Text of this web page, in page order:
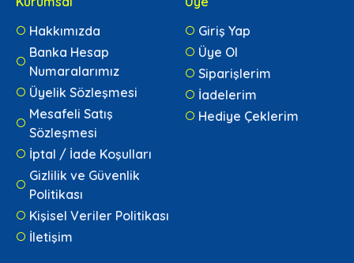
Hakkımızda
Banka Hesap
Numaralarımız
Üyelik Sözleşmesi
Mesafeli Satış
Sözleşmesi
İptal / İade Koşulları
Gizlilik ve Güvenlik
Politikası
Kişisel Veriler Politikası
İletişim
Giriş Yap
Üye Ol
Siparişlerim
İadelerim
Hediye Çeklerim